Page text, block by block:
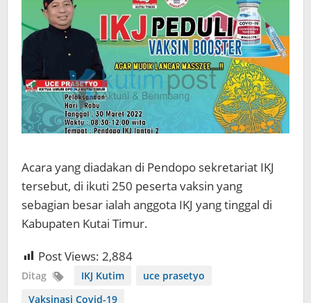
Acara yang diadakan di Pendopo sekretariat IKJ
tersebut, di ikuti 250 peserta vaksin yang
sebagian besar ialah anggota IKJ yang tinggal di
Kabupaten Kutai Timur.
Post Views: 2,884
Ditag IKJ Kutim
uce prasetyo
Vaksinasi Covid-19